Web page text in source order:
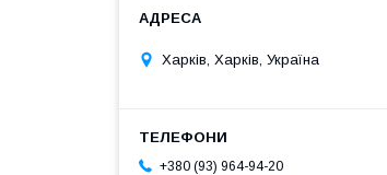
Харків, Харків, Україна
+380 (93) 964-94-20